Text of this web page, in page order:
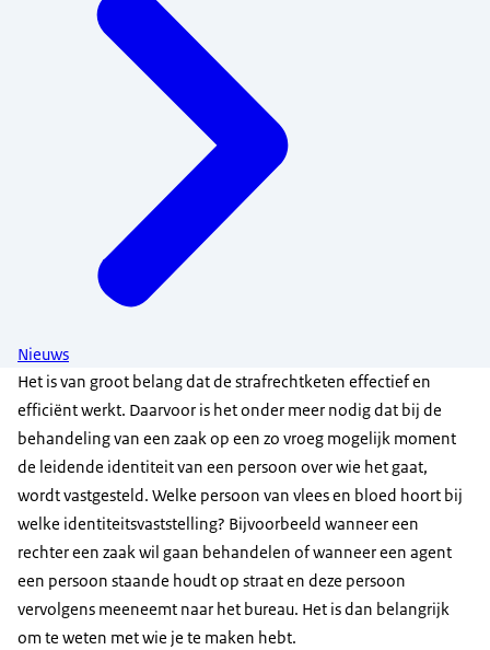
Nieuws
Het is van groot belang dat de strafrechtketen effectief en
efficiënt werkt. Daarvoor is het onder meer nodig dat bij de
behandeling van een zaak op een zo vroeg mogelijk moment
de leidende identiteit van een persoon over wie het gaat,
wordt vastgesteld. Welke persoon van vlees en bloed hoort bij
welke identiteitsvaststelling? Bijvoorbeeld wanneer een
rechter een zaak wil gaan behandelen of wanneer een agent
een persoon staande houdt op straat en deze persoon
vervolgens meeneemt naar het bureau. Het is dan belangrijk
om te weten met wie je te maken hebt.